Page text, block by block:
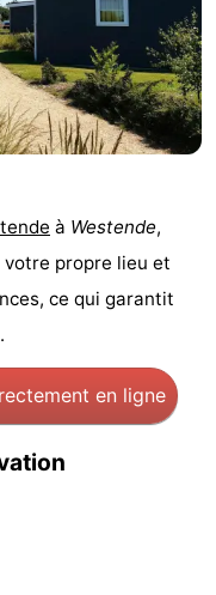
à Westende,
propre lieu et
ce qui garantit
en ligne